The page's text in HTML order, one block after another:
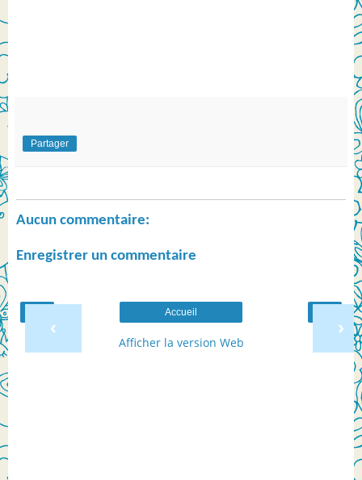
Partager
Aucun commentaire:
Enregistrer un commentaire
‹ ›
Accueil
Afficher la version Web